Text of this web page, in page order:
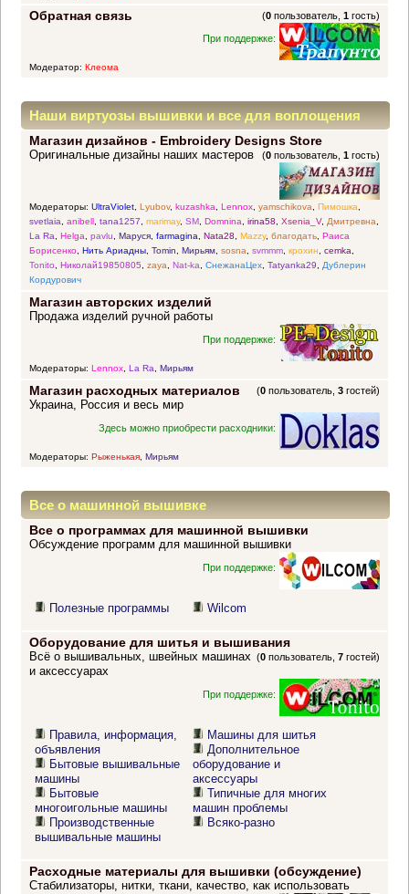
Обратная связь (0 пользователь,1 гость)
При поддержке:
Модератор: Клеома
Наши виртуозы вышивки и все для воплощения
прекрасных идей
Магазин дизайнов - Embroidery Designs Store
(0 пользователь,1 гость)
Оригинальные дизайны наших мастеров
Модераторы: UltraViolet, Lyubov, kuzashka, Lennox, yamschikova, Пимошка,
svetlaia, anibell, tana1257, marimay, SM, Domnina, irina58, Xsenia_V, Дмитревна,
La Ra, Helga, pavlu, Маруся, farmagina, Nata28, Mazzy, благодать, Раиса
Борисенко, Нить Ариадны, Tomin, Мирьям, sosna, svmmm, крохин, cemka,
Tonito, Николай19850805, zaya, Nat-ka, СнежанаЦех, Tatyanka29, Дублерин
Кордурович
Магазин авторских изделий
Продажа изделий ручной работы
При поддержке:
Модераторы: Lennox, La Ra, Мирьям
Магазин расходных материалов (0 пользователь,3 гостей)
Украина, Россия и весь мир
Здесь можно приобрести расходники:
Модераторы: Рыженькая, Мирьям
Все о машинной вышивке
Все о программах для машинной вышивки
Обсуждение программ для машинной вышивки
При поддержке:
Полезные программы Wilcom
Оборудование для шитья и вышивания
(0 пользователь,7 гостей)
Всё о вышивальных, швейных машинах
и аксессуарах
При поддержке:
Правила, информация,
объявления
Бытовые вышивальные
машины
Бытовые
многоигольные машины
Производственные
вышивальные машины
Машины для шитья
Дополнительное
оборудование и
аксессуары
Типичные для многих
машин проблемы
Всяко-разно
Расходные материалы для вышивки (обсуждение)
Стабилизаторы, нитки, ткани, качество, как использовать